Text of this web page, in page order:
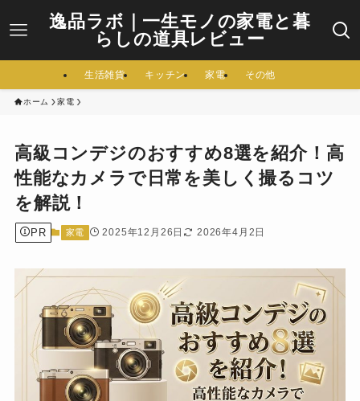
逸品ラボ｜一生モノの家電と暮
らしの道具レビュー
生活雑貨 キッチン 家電 その他
ホーム 家電
高級コンデジのおすすめ8選を紹介！高
性能なカメラで日常を美しく撮るコツ
を解説！
PR 家電 2025年12月26日 2026年4月2日